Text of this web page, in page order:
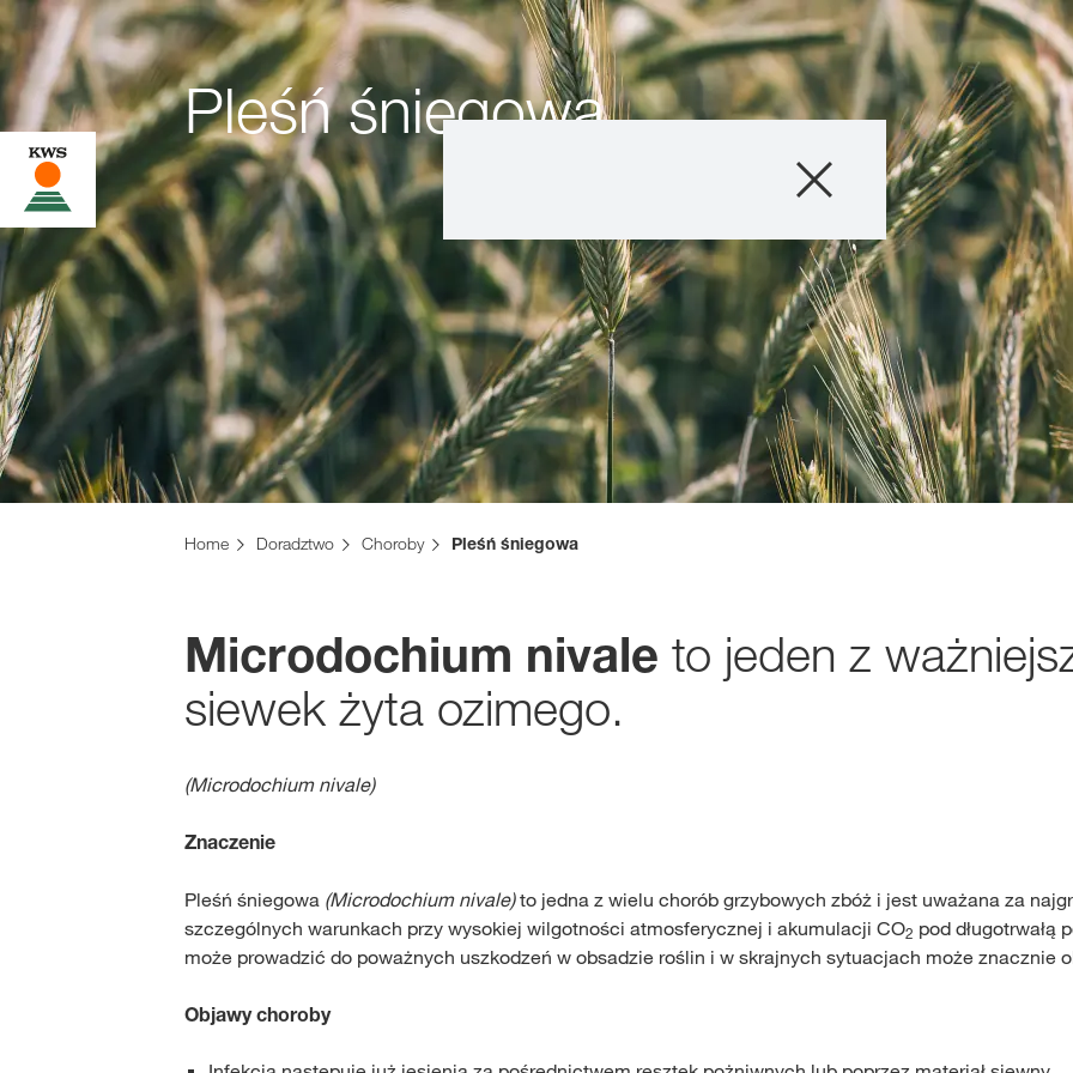
Produkty
Doradztwo
Promocje
Co nowego?
Cyfrowe
myKWS
Sklep
kws.com/
Home Doradztwo Choroby Pleśń śniegowa
Pleśń śniegowa
Microdochium nivale to jeden z
siewek żyta ozimego.
(Microdochium nivale)
Znaczenie
Pleśń śniegowa (Microdochium nivale)to jedna z wielu chorób grzybowych zbóż i jest uważana za
szczególnych warunkach przy wysokiej wilgotności atmosferycznej i akumulacji CO2 pod długotrwałą
może prowadzić do poważnych uszkodzeń w obsadzie roślin i w skrajnych sytuacjach może znacznie
Objawy choroby